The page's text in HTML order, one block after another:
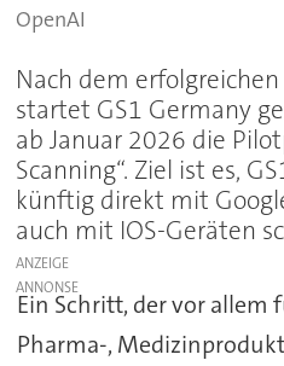
OpenAI
Nach dem
startet GS1 Germany
ab Januar 2026 die
Scanning“. Ziel ist es,
künftig direkt mit
auch mit IOS-Geräten
ANZEIGE
Ein Schritt, der vor allem
Pharma-,